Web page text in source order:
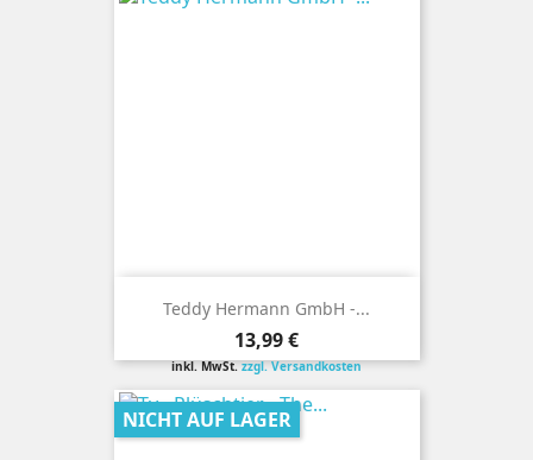
Teddy Hermann GmbH -...
Preis
13,99 €
inkl. MwSt.zzgl. Versandkosten
NICHT AUF LAGER